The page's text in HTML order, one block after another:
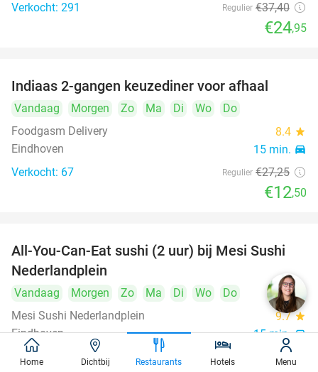
Verkocht: 291 Regulier €37,40
€24,95
Indiaas 2-gangen keuzediner voor afhaal
Vandaag Morgen Zo Ma Di Wo
Do
Foodgasm Delivery
8.4 star
Eindhoven 15 min. directions_car
Verkocht: 67 Regulier €27,25
€12,50
21%
All-You-Can-Eat sushi (2 uur) bij Mesi Sushi
Nederlandplein
Vandaag Morgen Zo Ma Di Wo
Do
Mesi Sushi Nederlandplein
9.7star
Eindhoven 15 min.directions_car
Verkocht: 468 Regulier ,95
Home Dichtbij Restaurants Hotels Menu